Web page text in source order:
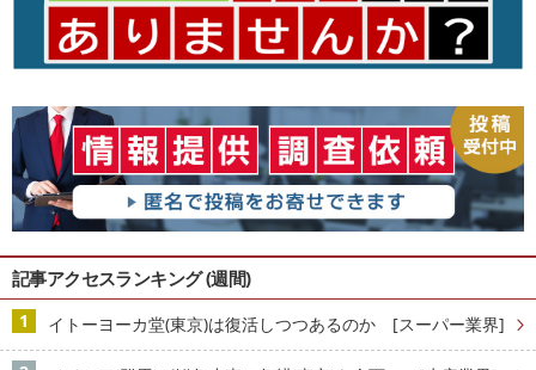
記事アクセスランキング (週間)
イトーヨーカ堂(東京)は復活しつつあるのか [スーパー業界]